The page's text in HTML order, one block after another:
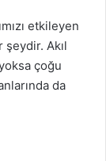
etkileyen
şeydir. Akıl
çoğu
da